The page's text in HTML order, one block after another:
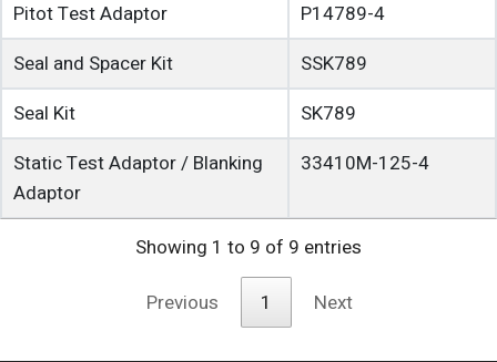
Pitot Test Adaptor
P14789-4
Seal and Spacer Kit
SSK789
Seal Kit
SK789
Static Test Adaptor / Blanking
Adaptor
33410M-125-4
Showing 1 to 9 of 9 entries
Previous
1 Next